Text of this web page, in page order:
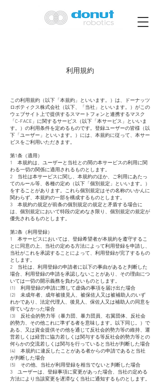
利用規約
この利用規約（以下「本規約」といいます。）は、ドーナッツ
ロボティクス株式会社（以下、「当社」といいます。）がこの
ウェブサイト上で提供するスマートフォンと連携するマスク
「C-FACE」に関するサービス（以下「本サービス」といいま
す。）の利用条件を定めるものです。登録ユーザーの皆様（以
下「ユーザー」といいます。）には、本規約に従って、本サー
ビスをご利用いただきます。
第1条（適用）
1 本規約は、ユーザーと当社との間の本サービスの利用に関
わる一切の関係に適用されるものとします。
2 当社は本サービスに関し、本規約のほか、ご利用にあたっ
てのルール等、各種の定め（以下「個別規定」といいます。）
をすることがあります。これら個別規定はその名称のいかんに
関わらず、本規約の一部を構成するものとします。
3 本規約の規定が前条の個別規定の規定と矛盾する場合に
は、個別規定において特段の定めなき限り、個別規定の規定が
優先されるものとします。
第2条（利用登録）
1 本サービスにおいては、登録希望者が本規約を遵守するこ
とに同意の上、当社の定める方法によって利用登録を申請し、
当社がこれを承認することによって、利用登録が完了するもの
とします。
2 当社は、利用登録の申請者に以下の事由があると判断した
場合、利用登録の申請を承認しないことがあり、その理由につ
いては一切の開示義務を負わないものとします。
(1) 利用登録の申請に際して虚偽の事項を届け出た場合
(2) 未成年者、成年被後見人、被保佐人又は被補助人のいず
れかであり、法定代理人、後見人、保佐人又は補助人の同意を
得ていなかった場合
(3) 反社会的勢力等（暴力団、暴力団員、右翼団体、反社会
的勢力、その他これに準ずる者を意味します。以下同じ。）で
ある、又は資金提供その他を通じて反社会的勢力等の維持、運
営若しくは経営に協力若しくは関与する等反社会的勢力等との
何らかの交流若しくは関与を行っていると当社が判断した場合
(4) 本規約に違反したことがある者からの申請であると当社
が判断した場合
(5) その他、当社が利用登録を相当でないと判断した場合
3 ユーザーは、登録事項に変更があった場合、当社の定める
方法により当該変更を遅滞なく当社に通知するものとします。